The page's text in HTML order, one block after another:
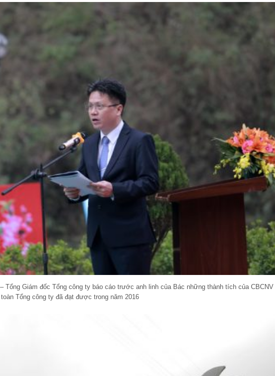
Giám đốc Tổng công ty báo cáo trước anh linh của Bác những thành tích của CBCNV
toàn Tổng công ty đã đạt được trong năm 2016